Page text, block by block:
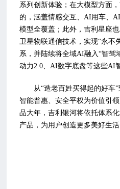
系列创新体验；在大模型方面
的，涵盖情感交互、AI用车、
模型全覆盖；此外，吉利星座
卫星物联通信技术，实现“永不
系，并陆续将全域AI融入“智驾
动力2.0、AI数字底盘等这些AI
从“造老百姓买得起的好车
智能普惠、安全平权为价值引
品大年，吉利银河将依托体系
产品，为用户创造更多美好生活